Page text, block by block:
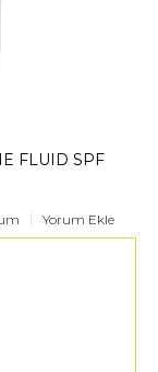
FLUID SPF
Yorum Ekle